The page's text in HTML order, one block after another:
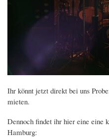
Ihr könnt jetzt direkt bei uns
mieten.
Dennoch findet ihr hier eine eine
Hamburg: